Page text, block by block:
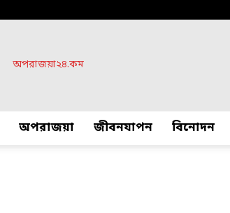
অপরাজয়া জীবনযাপন বিনোদন